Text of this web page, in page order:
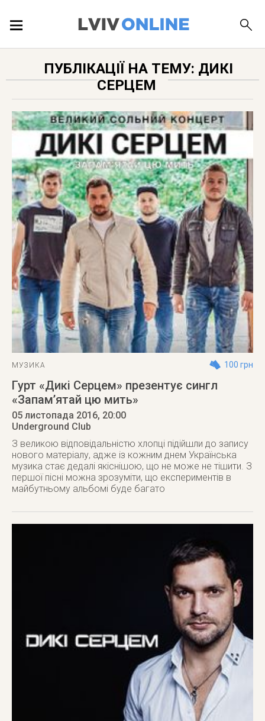
ПУБЛІКАЦІЇ
ДОВІДКА
ПУБЛІКАЦІЇ НА ТЕМУ: ДИКІ
СЕРЦЕМ
МУЗИКА 100 грн
Гурт «Дикі Серцем» презентує сингл
«Запам’ятай цю мить»
05 листопада 2016, 20:00
Underground Club
З великою відповідальністю хлопці підійшли до запису
нового матеріалу, адже із кожним днем Українська
музика стає дедалі якіснішою, що не може не тішити. З
першої пісні можна зрозуміти, що експериментів в
майбутньому альбомі буде багато